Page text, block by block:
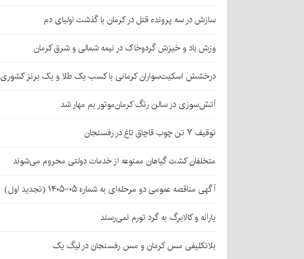
سازش در سه پرونده قتل در کرمان با گذشت اولیای دم
وزش باد و خیزش گردوخاک در نیمه شمالی و شرق کرمان
درخشش اسکیت‌سواران کرمانی با کسب یک طلا و یک برنز کشوری
آتش‌سوزی در سالن رنگ کرمان‌موتور بم مهار شد
توقیف ۷ تن چوب قاچاق تاغ در رفسنجان
متخلفان کشت گیاهان ممنوعه از خدمات دولتی محروم می‌شوند
آگهی مناقصه عمومی دو مرحله‌ای به شماره ۰۵-۱۴۰۵ (تجدید اول)
یارانه و کالابرگ به گرد تورم نمی‌رسند
بلاتکلیفی مس کرمان و مس رفسنجان در لیگ یک